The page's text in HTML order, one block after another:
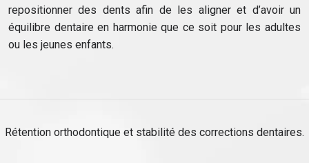
repositionner des dents afin de les aligner et d’avoir un
équilibre dentaire en harmonie que ce soit pour les adultes
ou les jeunes enfants.
Rétention orthodontique et stabilité des corrections dentaires.